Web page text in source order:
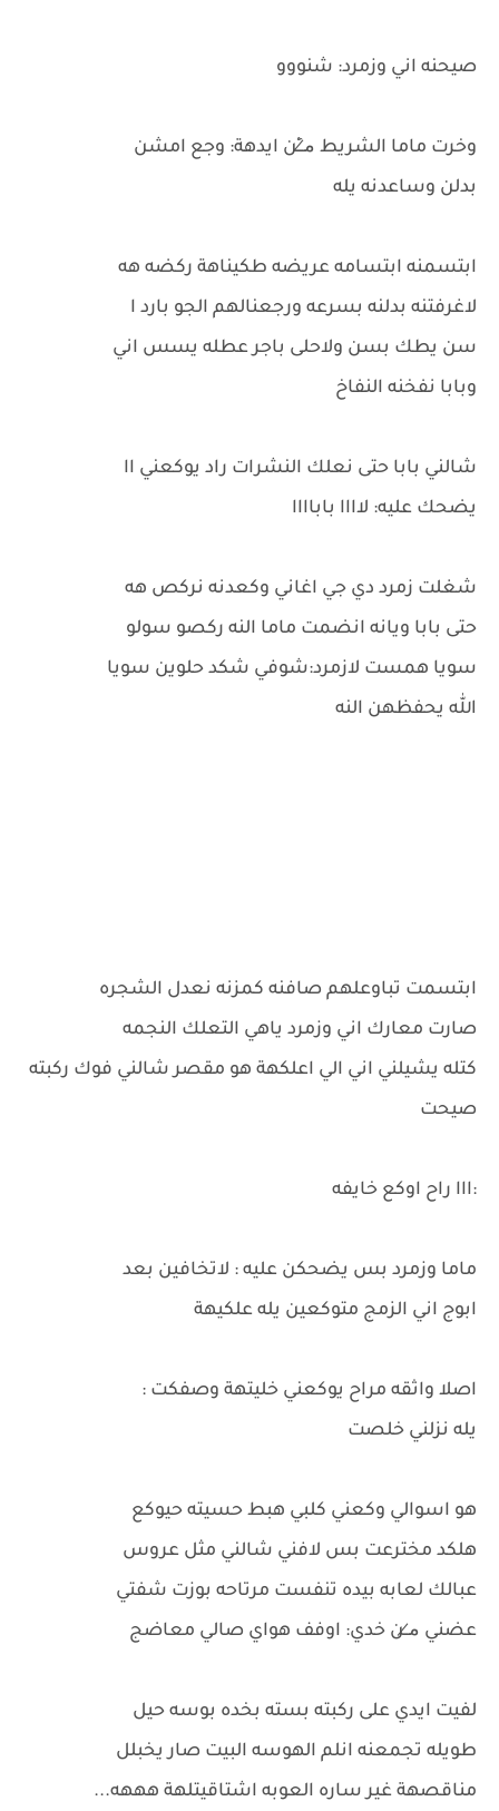
صيحنه اني وزمرد: شنووو
وخرت ماما الشريط م̷ـــِْن ايدهة: وجع امشن
بدلن وساعدنه يله
ابتسمنه ابتسامه عريضه طكيناهة ركضه هه
لاغرفتنه بدلنه بسرعه ورجعنالهم الجو بارد ا
سن يطك بسن ولاحلى باجر عطله يسس اني
وبابا نفخنه النفاخ
شالني بابا حتى نعلك النشرات راد يوكعني اا
يضحك عليه: لاااا باباااا
شغلت زمرد دي جي اغاني وكعدنه نركص هه
حتى بابا ويانه انضمت ماما النه ركصو سولو
سويا همست لازمرد:شوفي شكد حلوين سويا
الله يحفظهن النه
ابتسمت تباوعلهم صافنه كمزنه نعدل الشجره
صارت معارك اني وزمرد ياهي التعلك النجمه
كتله يشيلني اني الي اعلكهة هو مقصر شالني فوك ركبته
صيحت
:ااا راح اوكع خايفه
ماما وزمرد بس يضحكن عليه : لاتخافين بعد
ابوج اني الزمج متوكعين يله علكيهة
اصلا واثقه مراح يوكعني خليتهة وصفكت :
يله نزلني خلصت
هو اسوالي وكعني كلبي هبط حسيته حيوكع
هلكد مخترعت بس لافني شالني مثل عروس
عبالك لعابه بيده تنفست مرتاحه بوزت شفتي
عضني م̷ــن خدي: اوفف هواي صالي معاضج
لفيت ايدي على ركبته بسته بخده بوسه حيل
طويله تجمعنه انلم الهوسه البيت صار يخبلل
مناقصهة غير ساره العوبه اشتاقيتلهة هههه...